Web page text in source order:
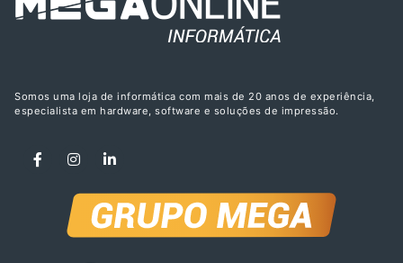
Somos uma loja de informática com mais de 20 anos de experiência,
especialista em hardware, software e soluções de impressão.